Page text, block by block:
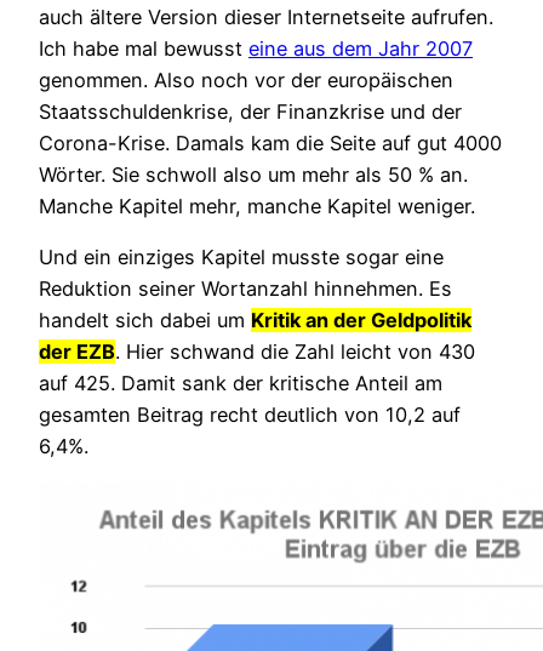
auch ältere Version dieser Internetseite aufrufen.
Ich habe mal bewusst eine aus dem Jahr 2007
genommen. Also noch vor der europäischen
Staatsschuldenkrise, der Finanzkrise und der
Corona-Krise. Damals kam die Seite auf gut 4000
Wörter. Sie schwoll also um mehr als 50 % an.
Manche Kapitel mehr, manche Kapitel weniger.
Und ein einziges Kapitel musste sogar eine
Reduktion seiner Wortanzahl hinnehmen. Es
handelt sich dabei um Kritik an der Geldpolitik
der EZB. Hier schwand die Zahl leicht von 430
auf 425. Damit sank der kritische Anteil am
gesamten Beitrag recht deutlich von 10,2 auf
6,4%.